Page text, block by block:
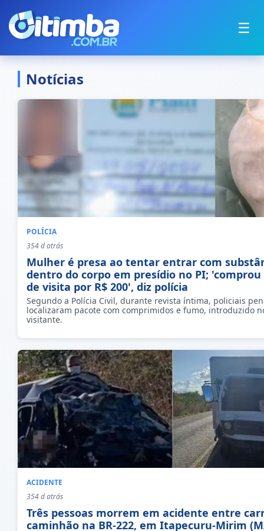
☰
Notícias
POLÍCIA
354 d atrás
Mulher é presa ao tentar entrar com
dentro do corpo em presídio no PI;
de visita por R$ 200', diz polícia
Segundo a Polícia Civil, durante revista íntima, policiais
localizaram pacote com comprimidos e fumo, introduzido
visitante.
ACIDENTE
354 d atrás
Três pessoas morrem em acidente entre
caminhão na BR-222, em Itapecuru-Mirim